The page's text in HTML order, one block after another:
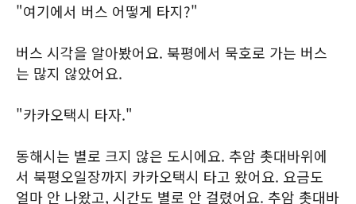
"여기에서 버스 어떻게 타지?"
버스 시각을 알아봤어요. 북평에서 묵호로 가는 버스
는 많지 않았어요.
"카카오택시 타자."
동해시는 별로 크지 않은 도시에요. 추암 촛대바위에
서 북평오일장까지 카카오택시 타고 왔어요. 요금도
얼마 안 나왔고, 시간도 별로 안 걸렸어요. 추암 촛대바